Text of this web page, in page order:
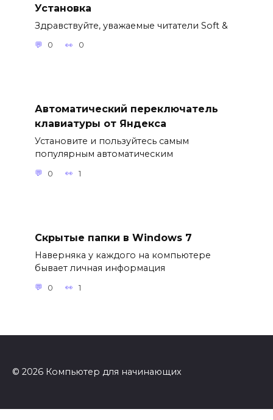
Установка
Здравствуйте, уважаемые читатели Soft &
0 0
Автоматический переключатель
клавиатуры от Яндекса
Установите и пользуйтесь самым
популярным автоматическим
0 1
Скрытые папки в Windows 7
Наверняка у каждого на компьютере
бывает личная информация
0 1
© 2026 Компьютер для начинающих